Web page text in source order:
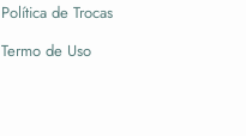
Política de Trocas
Termo de Uso